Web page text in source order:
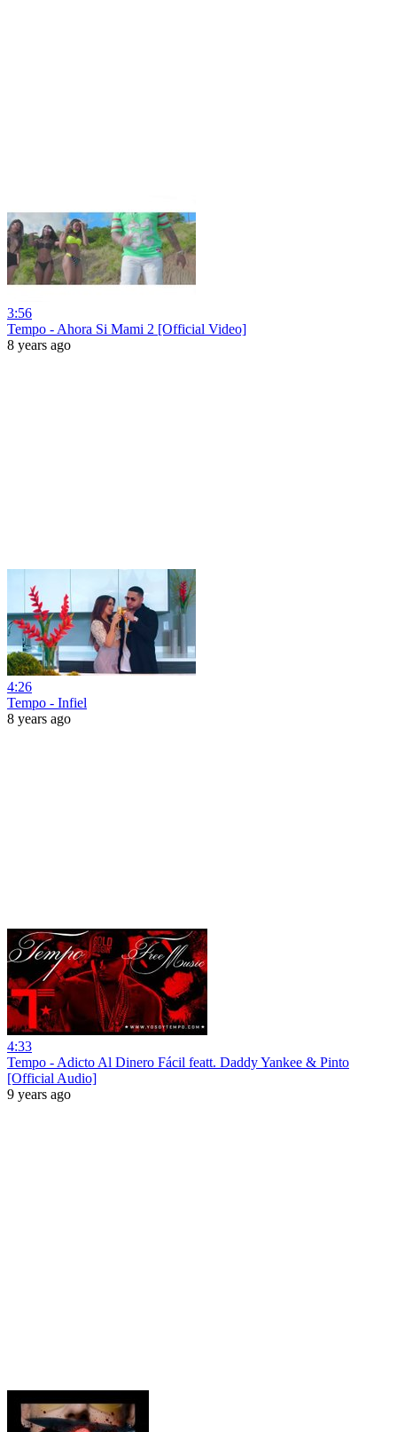
3:56
Tempo - Ahora Si Mami 2 [Official Video]
8 years ago
4:26
Tempo - Infiel
8 years ago
4:33
Tempo - Adicto Al Dinero Fácil featt. Daddy Yankee & Pinto
[Official Audio]
9 years ago